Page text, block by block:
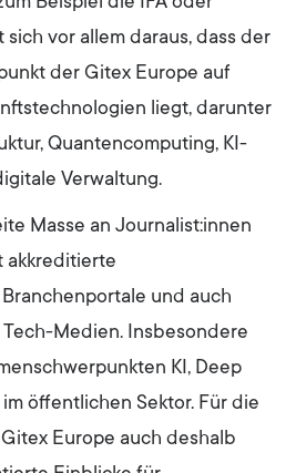
sich vor allem daraus, dass der
der Gitex Europe auf
liegt, darunter
Quantencomputing, KI-
Verwaltung.
Masse an Journalist:innen
akkreditierte
und auch
Medien. Insbesondere
KI, Deep
öffentlichen Sektor. Für die
Europe auch deshalb